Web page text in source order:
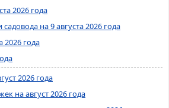
2026 года
на 9 августа 2026 года
2026 года
2026 года
на август 2026 года